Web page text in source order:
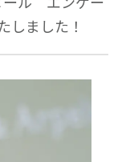
しました！